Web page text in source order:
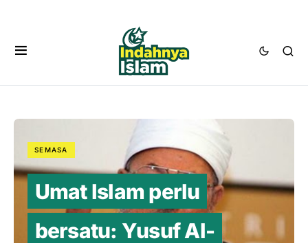
SEMASA
Umat Islam perlu
bersatu: Yusuf Al-